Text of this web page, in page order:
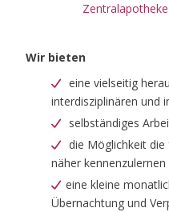
Wir bieten
eine vielseitig
interdisziplinären und
selbständiges
die Möglichkeit
näher kennenzulernen
eine kleine
Übernachtung und